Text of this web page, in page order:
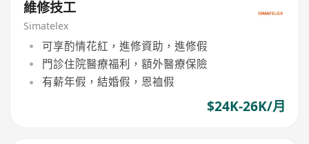
維修技工
Simatelex
可享酌情花紅，進修資助，進修假
門診住院醫療福利，額外醫療保險
有薪年假，結婚假，恩裇假
$24K-26K/月